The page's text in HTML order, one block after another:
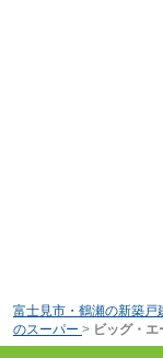
富士見市・鶴瀬の新築戸
のスーパー > ビッグ・